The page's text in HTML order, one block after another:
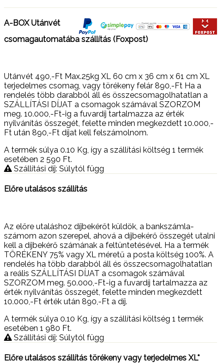
A-BOX Utánvét
csomagautomatába szállítás (Foxpost)
Utánvét 490,-Ft Max.25kg XL 60 cm x 36 cm x 61 cm XL
terjedelmes csomag, vagy törékeny felár 890,-Ft Ha a
rendelés több darabból áll és összecsomagolhatatlan a
SZÁLLÍTÁSI DÍJAT a csomagok számával SZORZOM
meg. 10.000,-Ft-ig a fuvardíj tartalmazza az érték
nyilvánítás összegét, felette minden megkezdett 10.000,-
Ft után 890,-Ft díjat kell felszámolnom.
A termék súlya 0.10 Kg, így a szállítási költség 1 termék
esetében 2 590 Ft.
Szállítási díj: Súlytól függ
Előre utalásos szállítás
Az előre utaláshoz díjbekérőt küldök, a bankszámla-
számom azon szerepel, ahová a díjbekérő összegét utalni
kell a díjbekérő számának a feltüntetésével. Ha a termék
TÖRÉKENY 75% vagy XL méretű a posta költség 100%. A
rendelés ha több darabból áll és összecsomagolhatatlan
a reális SZÁLLÍTÁSI DÍJAT a csomagok számával
SZORZOM meg. 50.000,-Ft-ig a fuvardíj tartalmazza az
érték nyilvánítás összegét, felette minden megkezdett
10.000,-Ft érték után 890,-Ft a díj.
A termék súlya 0.10 Kg , így a szállítási költség 1 termék
esetében 1 980 Ft.
Szállítási díj: Súlytól függ
Előre utalásos szállítás törékeny vagy terjedelmes XL*